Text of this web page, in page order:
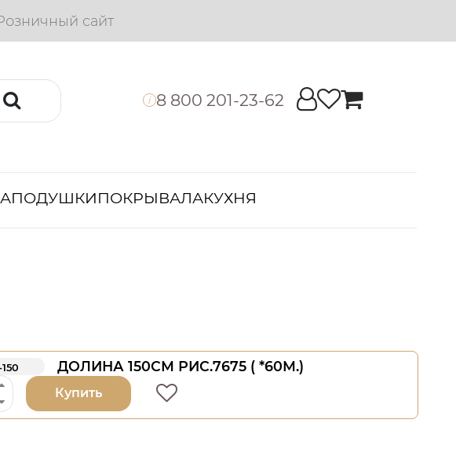
сайт
i 8 800 201-23-62
ПОДУШКИПОКРЫВАЛАКУХНЯ
ДОЛИНА 150СМ РИС.7675 ( *60М.)
Купить